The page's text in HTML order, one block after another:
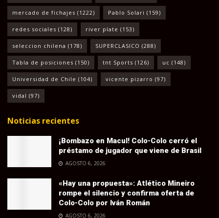
mercado de fichajes (1222) Pablo Solari (159)
redes sociales (128) river plate (153)
seleccion chilena (178) SUPERCLASICO (288)
Tabla de posiciones (150) tnt Sports (126) uc (148)
Universidad de Chile (104) vicente pizarro (97)
vidal (97)
Noticias recientes
¡Bombazo en Macul! Colo-Colo cerró el
préstamo de jugador que viene de Brasil
AGOSTO 6, 2026
«Hay una propuesta»: Atlético Mineiro
rompe el silencio y confirma oferta de
Colo-Colo por Iván Román
AGOSTO 6, 2026